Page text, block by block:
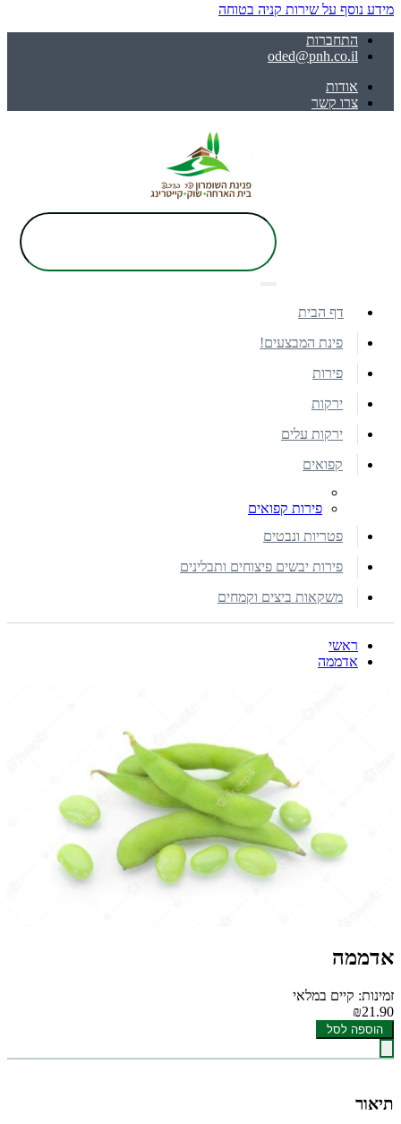
מידע נוסף על שירות קניה בטוחה
התחברות
oded@pnh.co.il
אודות
צרו קשר
דף הבית
פינת המבצעים!
פירות
ירקות
ירקות עלים
קפואים
פירות קפואים
פטריות ונבטים
פירות יבשים פיצוחים ותבלינים
משקאות ביצים וקמחים
ראשי
אדממה
אדממה
זמינות: קיים במלאי
₪21.90
הוספה לסל
תיאור